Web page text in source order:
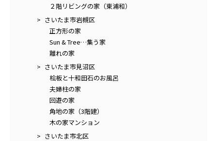
２階リビングの家（東浦和）
さいたま市岩槻区
正方形の家
Sun & Tree…集う家
離れの家
さいたま市見沼区
桧板と十和田石のお風呂
夫婦柱の家
回遊の家
角地の家（3階建）
木の家マンション
さいたま市北区